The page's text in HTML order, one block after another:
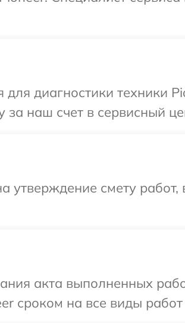
диагностики техники
наш счет в сервисный
утверждение смету
акта выполненных
сроком на все виды работ